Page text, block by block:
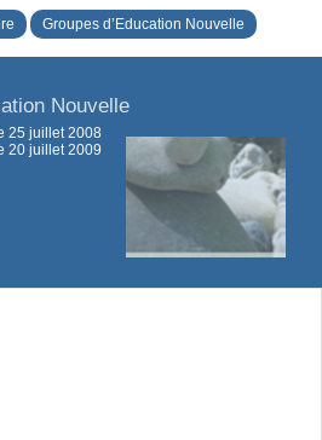
Groupes d’Education Nouvelle
Nouvelle
25 juillet 2008
20 juillet 2009